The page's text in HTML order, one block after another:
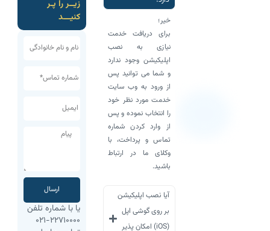
خیر؛
برای دریافت خدمت
نیازی به نصب
اپلیکیشن وجود ندارد
و شما می توانید پس
از ورود به وب سایت
خدمت مورد نظر خود
را انتخاب نموده و پس
از وارد کردن شماره
تماس و پرداخت، با
وکلای ما در ارتباط
باشید.
آیا نصب اپلیکیشن
بر روی گوشی اپل
(iOS) امکان پذیر
زیــر را پـر
کنیـــد
ارسال
یا با شماره تلفن
۲۲۷۱۰۰۰۰-۰۲۱